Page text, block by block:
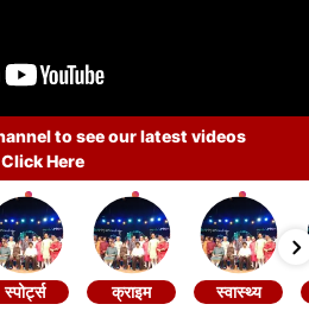
to see our latest videos
Click Here
स्पोर्ट्स क्राइम स्वास्थ्य